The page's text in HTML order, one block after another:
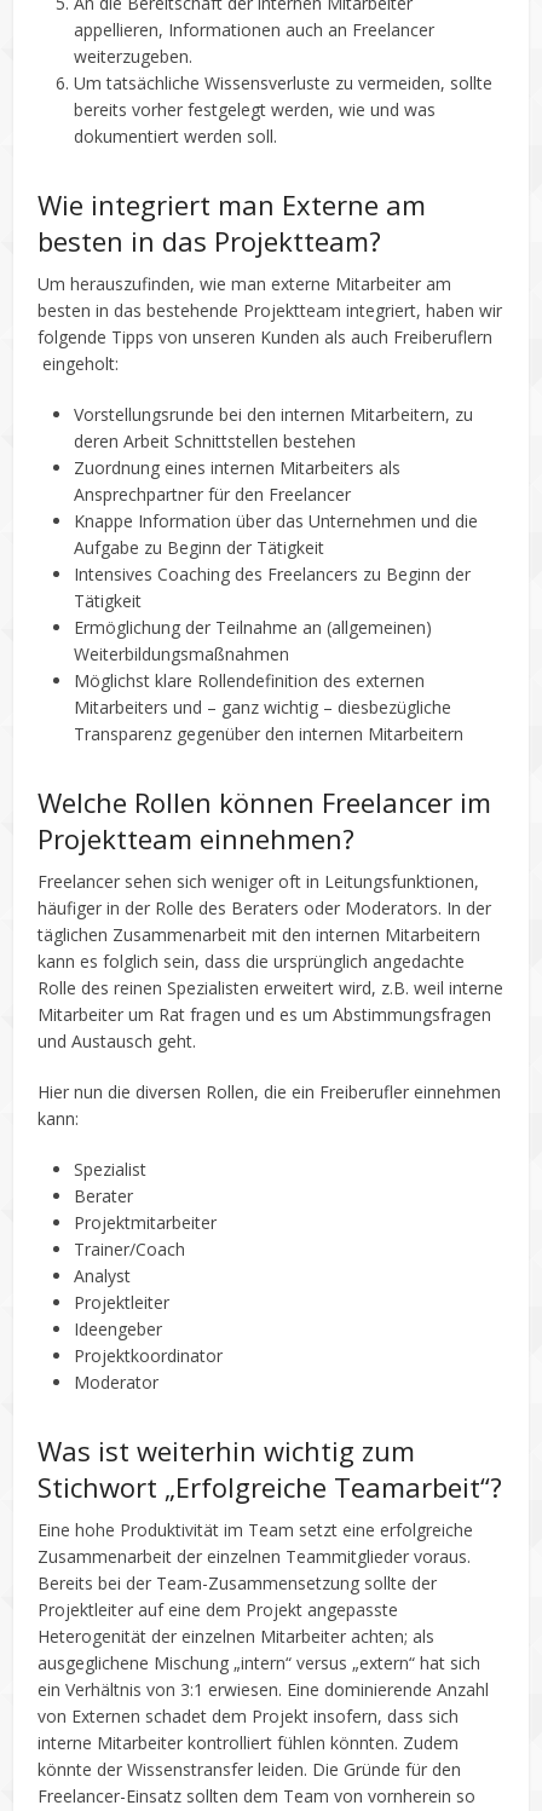
appellieren, Informationen auch an Freelancer
weiterzugeben.
Um tatsächliche Wissensverluste zu vermeiden, sollte
bereits vorher festgelegt werden, wie und was
dokumentiert werden soll.
Wie integriert man Externe am
besten in das Projektteam?
Um herauszufinden, wie man externe Mitarbeiter am
besten in das bestehende Projektteam integriert, haben wir
folgende Tipps von unseren Kunden als auch Freiberuflern
eingeholt:
Vorstellungsrunde bei den internen Mitarbeitern, zu
deren Arbeit Schnittstellen bestehen
Zuordnung eines internen Mitarbeiters als
Ansprechpartner für den Freelancer
Knappe Information über das Unternehmen und die
Aufgabe zu Beginn der Tätigkeit
Intensives Coaching des Freelancers zu Beginn der
Tätigkeit
Ermöglichung der Teilnahme an (allgemeinen)
Weiterbildungsmaßnahmen
Möglichst klare Rollendefinition des externen
Mitarbeiters und – ganz wichtig – diesbezügliche
Transparenz gegenüber den internen Mitarbeitern
Welche Rollen können Freelancer im
Projektteam einnehmen?
Freelancer sehen sich weniger oft in Leitungsfunktionen,
häufiger in der Rolle des Beraters oder Moderators. In der
täglichen Zusammenarbeit mit den internen Mitarbeitern
kann es folglich sein, dass die ursprünglich angedachte
Rolle des reinen Spezialisten erweitert wird, z.B. weil interne
Mitarbeiter um Rat fragen und es um Abstimmungsfragen
und Austausch geht.
Hier nun die diversen Rollen, die ein Freiberufler einnehmen
kann:
Spezialist
Berater
Projektmitarbeiter
Trainer/Coach
Analyst
Projektleiter
Ideengeber
Projektkoordinator
Moderator
Was ist weiterhin wichtig zum
Stichwort „Erfolgreiche Teamarbeit“?
Eine hohe Produktivität im Team setzt eine erfolgreiche
Zusammenarbeit der einzelnen Teammitglieder voraus.
Bereits bei der Team-Zusammensetzung sollte der
Projektleiter auf eine dem Projekt angepasste
Heterogenität der einzelnen Mitarbeiter achten; als
ausgeglichene Mischung „intern“ versus „extern“ hat sich
ein Verhältnis von 3:1 erwiesen. Eine dominierende Anzahl
von Externen schadet dem Projekt insofern, dass sich
interne Mitarbeiter kontrolliert fühlen könnten. Zudem
könnte der Wissenstransfer leiden. Die Gründe für den
Freelancer-Einsatz sollten dem Team von vornherein so